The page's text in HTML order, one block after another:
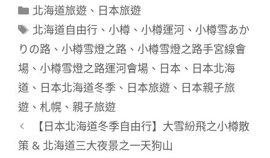
分
類
北海道旅遊、 日本旅遊
標
籤
北海道自由行、 小樽、 小樽運河、 小樽雪あか
りの路 、 小樽雪燈之路 、 小樽雪燈之路手宮線會
場 、 小樽雪燈之路運河會場 、 日本 、 日本北海
道 、 日本北海道冬季 、 日本旅遊 、 日本親子旅
遊 、 札幌 、 親子旅遊
【日本北海道冬季自由行】大雪紛飛之小樽散
策 & 北海道三大夜景之一天狗山